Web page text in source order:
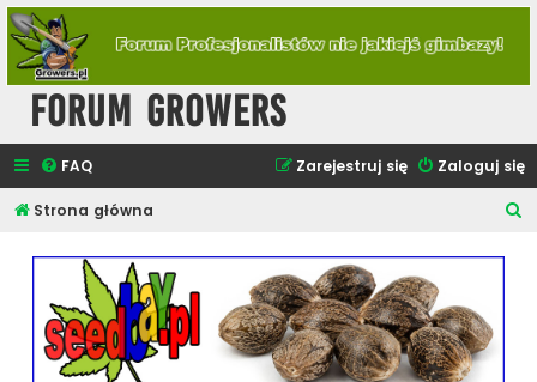
Forum Growers
FAQ Zaloguj się
Zarejestruj się
Strona główna